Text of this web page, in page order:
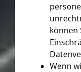
können
Wenn